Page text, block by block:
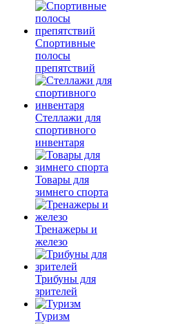
Спортивные
полосы
препятствий
Стеллажи для
спортивного
инвентаря
Товары для
зимнего спорта
Тренажеры и
железо
Трибуны для
зрителей
Туризм